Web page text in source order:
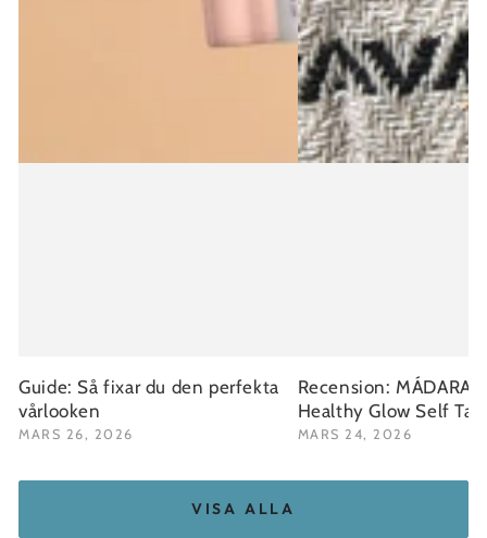
Guide: Så fixar du den perfekta
vårlooken
MARS 26, 2026
Recension: MÁDARA
Healthy Glow Self
MARS 24, 2026
VISA ALLA